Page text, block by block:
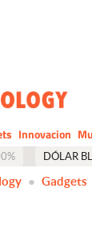
Innovacion
% DÓLAR
Gadgets